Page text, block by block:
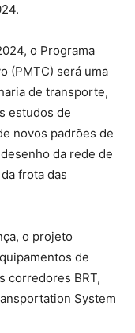
o Programa
(PMTC) será uma
de transporte,
estudos de
novos padrões de
da rede de
frota das
o projeto
de
corredores BRT,
System